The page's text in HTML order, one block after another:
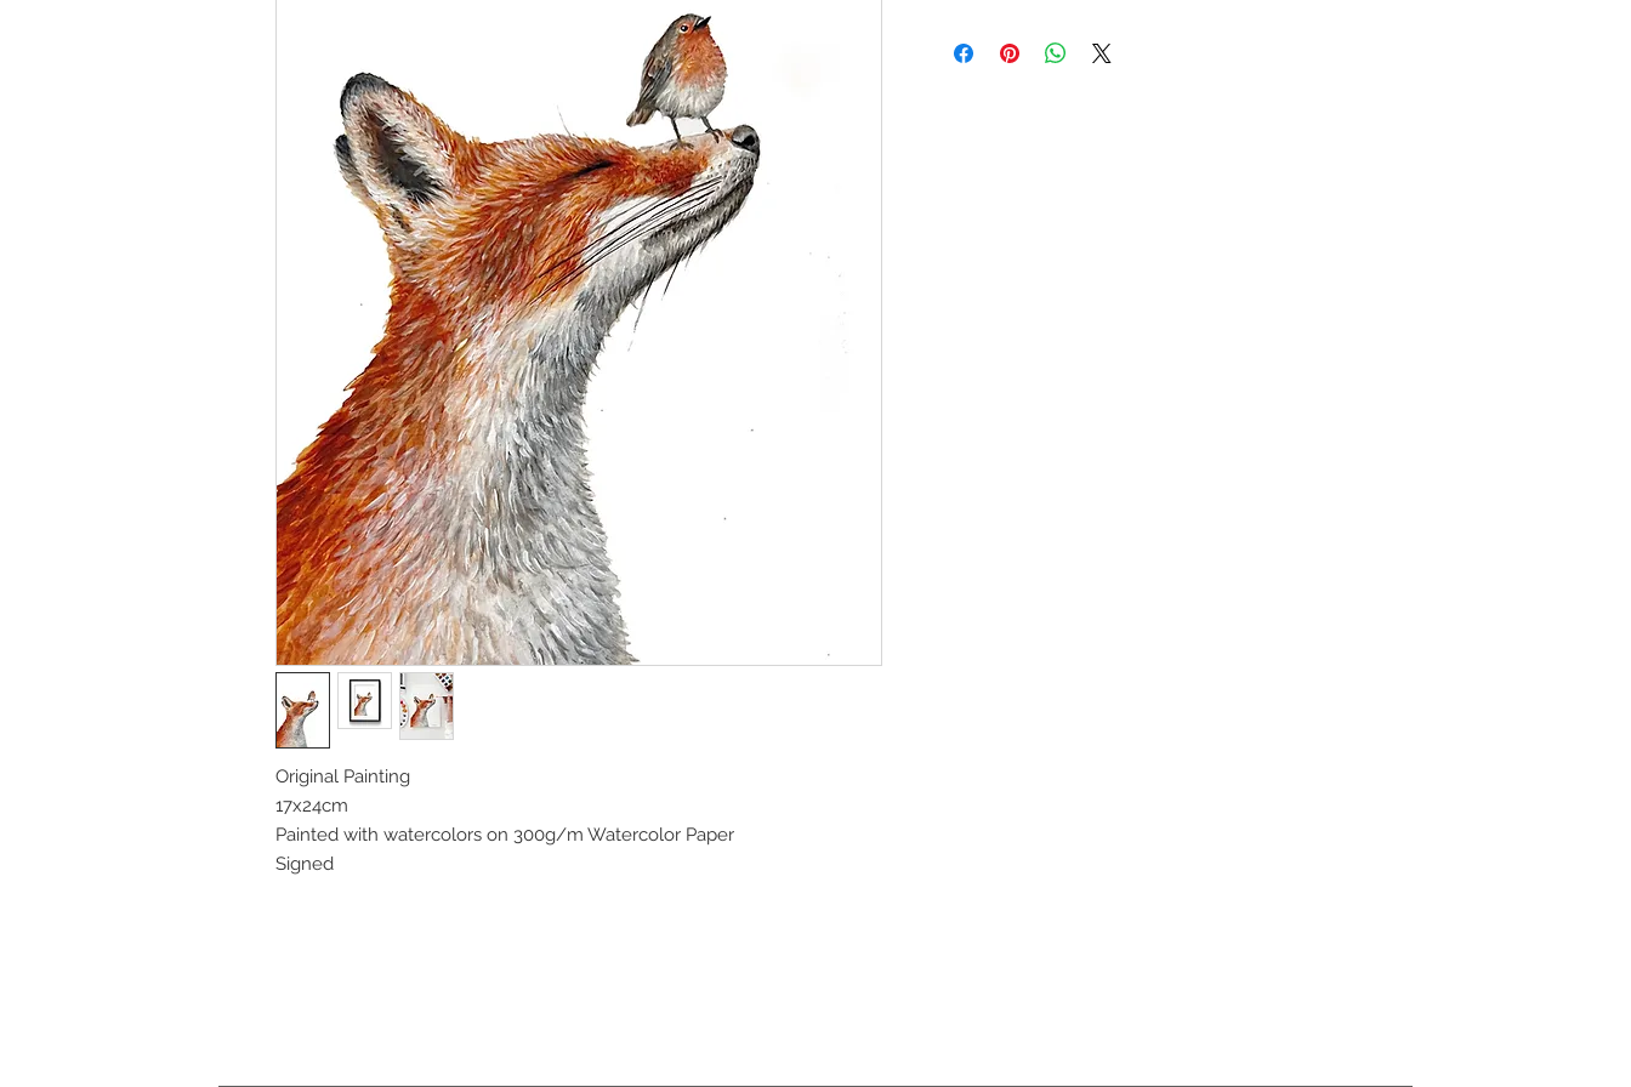
Original Painting
17x24cm
Painted with watercolors on 300g/m Watercolor Paper
Signed